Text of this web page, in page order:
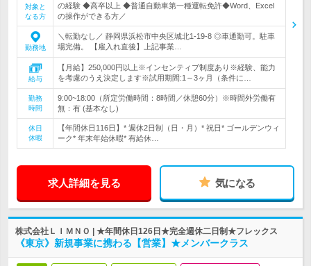
対象と
なる方
の経験 ◆高卒以上 ◆普通自動車第一種運転免許◆Word、Excel
の操作ができる方／
勤務地
＼転勤なし／ 静岡県浜松市中央区城北1-19-8 ◎車通勤可。駐車
場完備。 【雇入れ直後】上記事業…
給与
【月給】250,000円以上※インセンティブ制度あり※経験、能力
を考慮のうえ決定します※試用期間:1～3ヶ月（条件に…
勤務
時間
9:00~18:00（所定労働時間：8時間／休憩60分）※時間外労働有
無：有 (基本なし)
休日
休暇
【年間休日116日】* 週休2日制（日・月）* 祝日* ゴールデンウィ
ーク* 年末年始休暇* 有給休…
求人詳細を見る 気になる
株式会社ＬＩＭＮＯ | ★年間休日126日★完全週休二日制★フレックス
《東京》新規事業に携わる【営業】★メンバークラス